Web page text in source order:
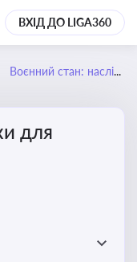
ВХІД ДО LIGA360
Воєнний стан: наслідки для бізнесу
для